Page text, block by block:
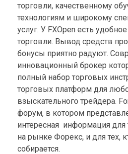
торговли, качественному
технологиям и широкому
услуг. У FXOpen есть
торговли. Вывод средств
бонусы приятно радуют.
инновационный брокер
полный набор торговых
торговых платформ для
взыскательного трейдера.
форум, в котором
интересная информация для
на рынке Форекс, и для тех,
собирается.